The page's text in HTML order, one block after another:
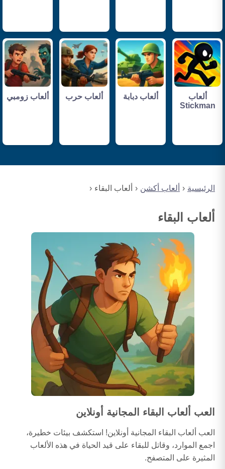
الرئيسية ألعاب أكشن ألعاب البقاء
ألعاب البقاء
العب ألعاب البقاء المجانية أونلاين
العب ألعاب البقاء المجانية أونلاين! استكشف بيئات خطيرة،
اجمع الموارد، وقاتل للبقاء على قيد الحياة في هذه الألعاب
المثيرة على المتصفح.
ألعاب
Stickman
ألعاب دبابة ألعاب حرب ألعاب زومبي